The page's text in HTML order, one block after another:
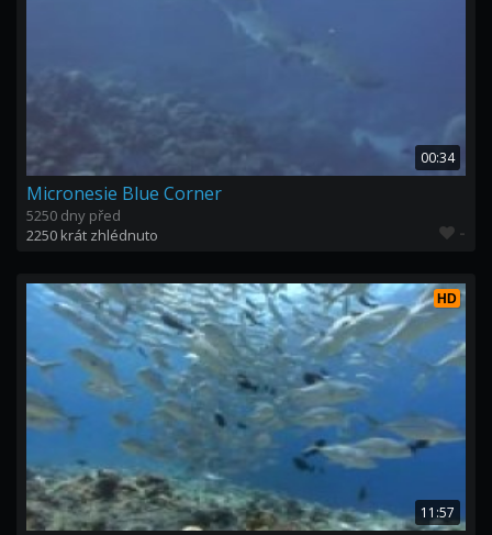
00:34
Micronesie Blue Corner
5250 dny před
2250 krát zhlédnuto
-
HD
11:57